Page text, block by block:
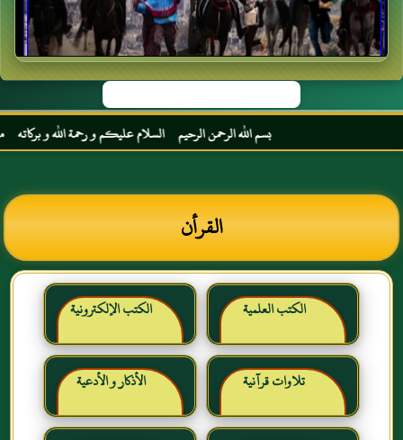
بسم الله الرحمن الرحيم السلام عليكم و رحمة الله و بركاته مرحبا
القرأن
الكتب العلمية الكتب الإلكترونية
تلاوات قرآنية الأذكار و الأدعية